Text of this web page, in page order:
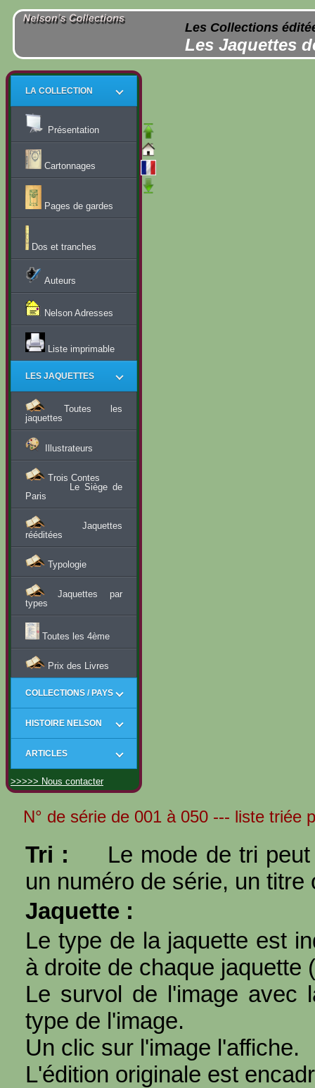
Les Collections
Les Jaquettes
LA COLLECTION
Présentation
Cartonnages
Pages de gardes
Dos et tranches
Auteurs
Nelson Adresses
Liste imprimable
LES JAQUETTES
Toutes les
jaquettes
Illustrateurs
Trois Contes
Le Siège de
Paris
Jaquettes
rééditées
Typologie
Jaquettes par
types
Toutes les 4ème
Prix des Livres
COLLECTIONS / PAYS
HISTOIRE NELSON
ARTICLES
>>>>> Nous contacter
N° de série de 001 à 050 --- liste triée
Tri :
Le mode de tri
un numéro de série, un titre
Jaquette :
Le type de la jaquette est
à droite de chaque jaquette (
Le survol de l'image avec
type de l'image.
Un clic sur l'image l'affiche.
L'édition originale est